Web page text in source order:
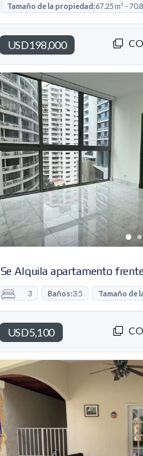
USD198,000
Tamaño de la propiedad:67.25 m² -
Se Alquila apartamento
USD5,100
3 Baños:3.5 Tamaño de